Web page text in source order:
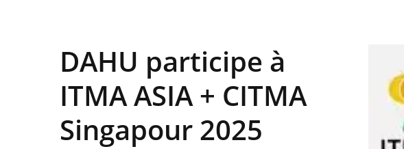
DAHU participe à
ITMA ASIA + CITMA
Singapour 2025